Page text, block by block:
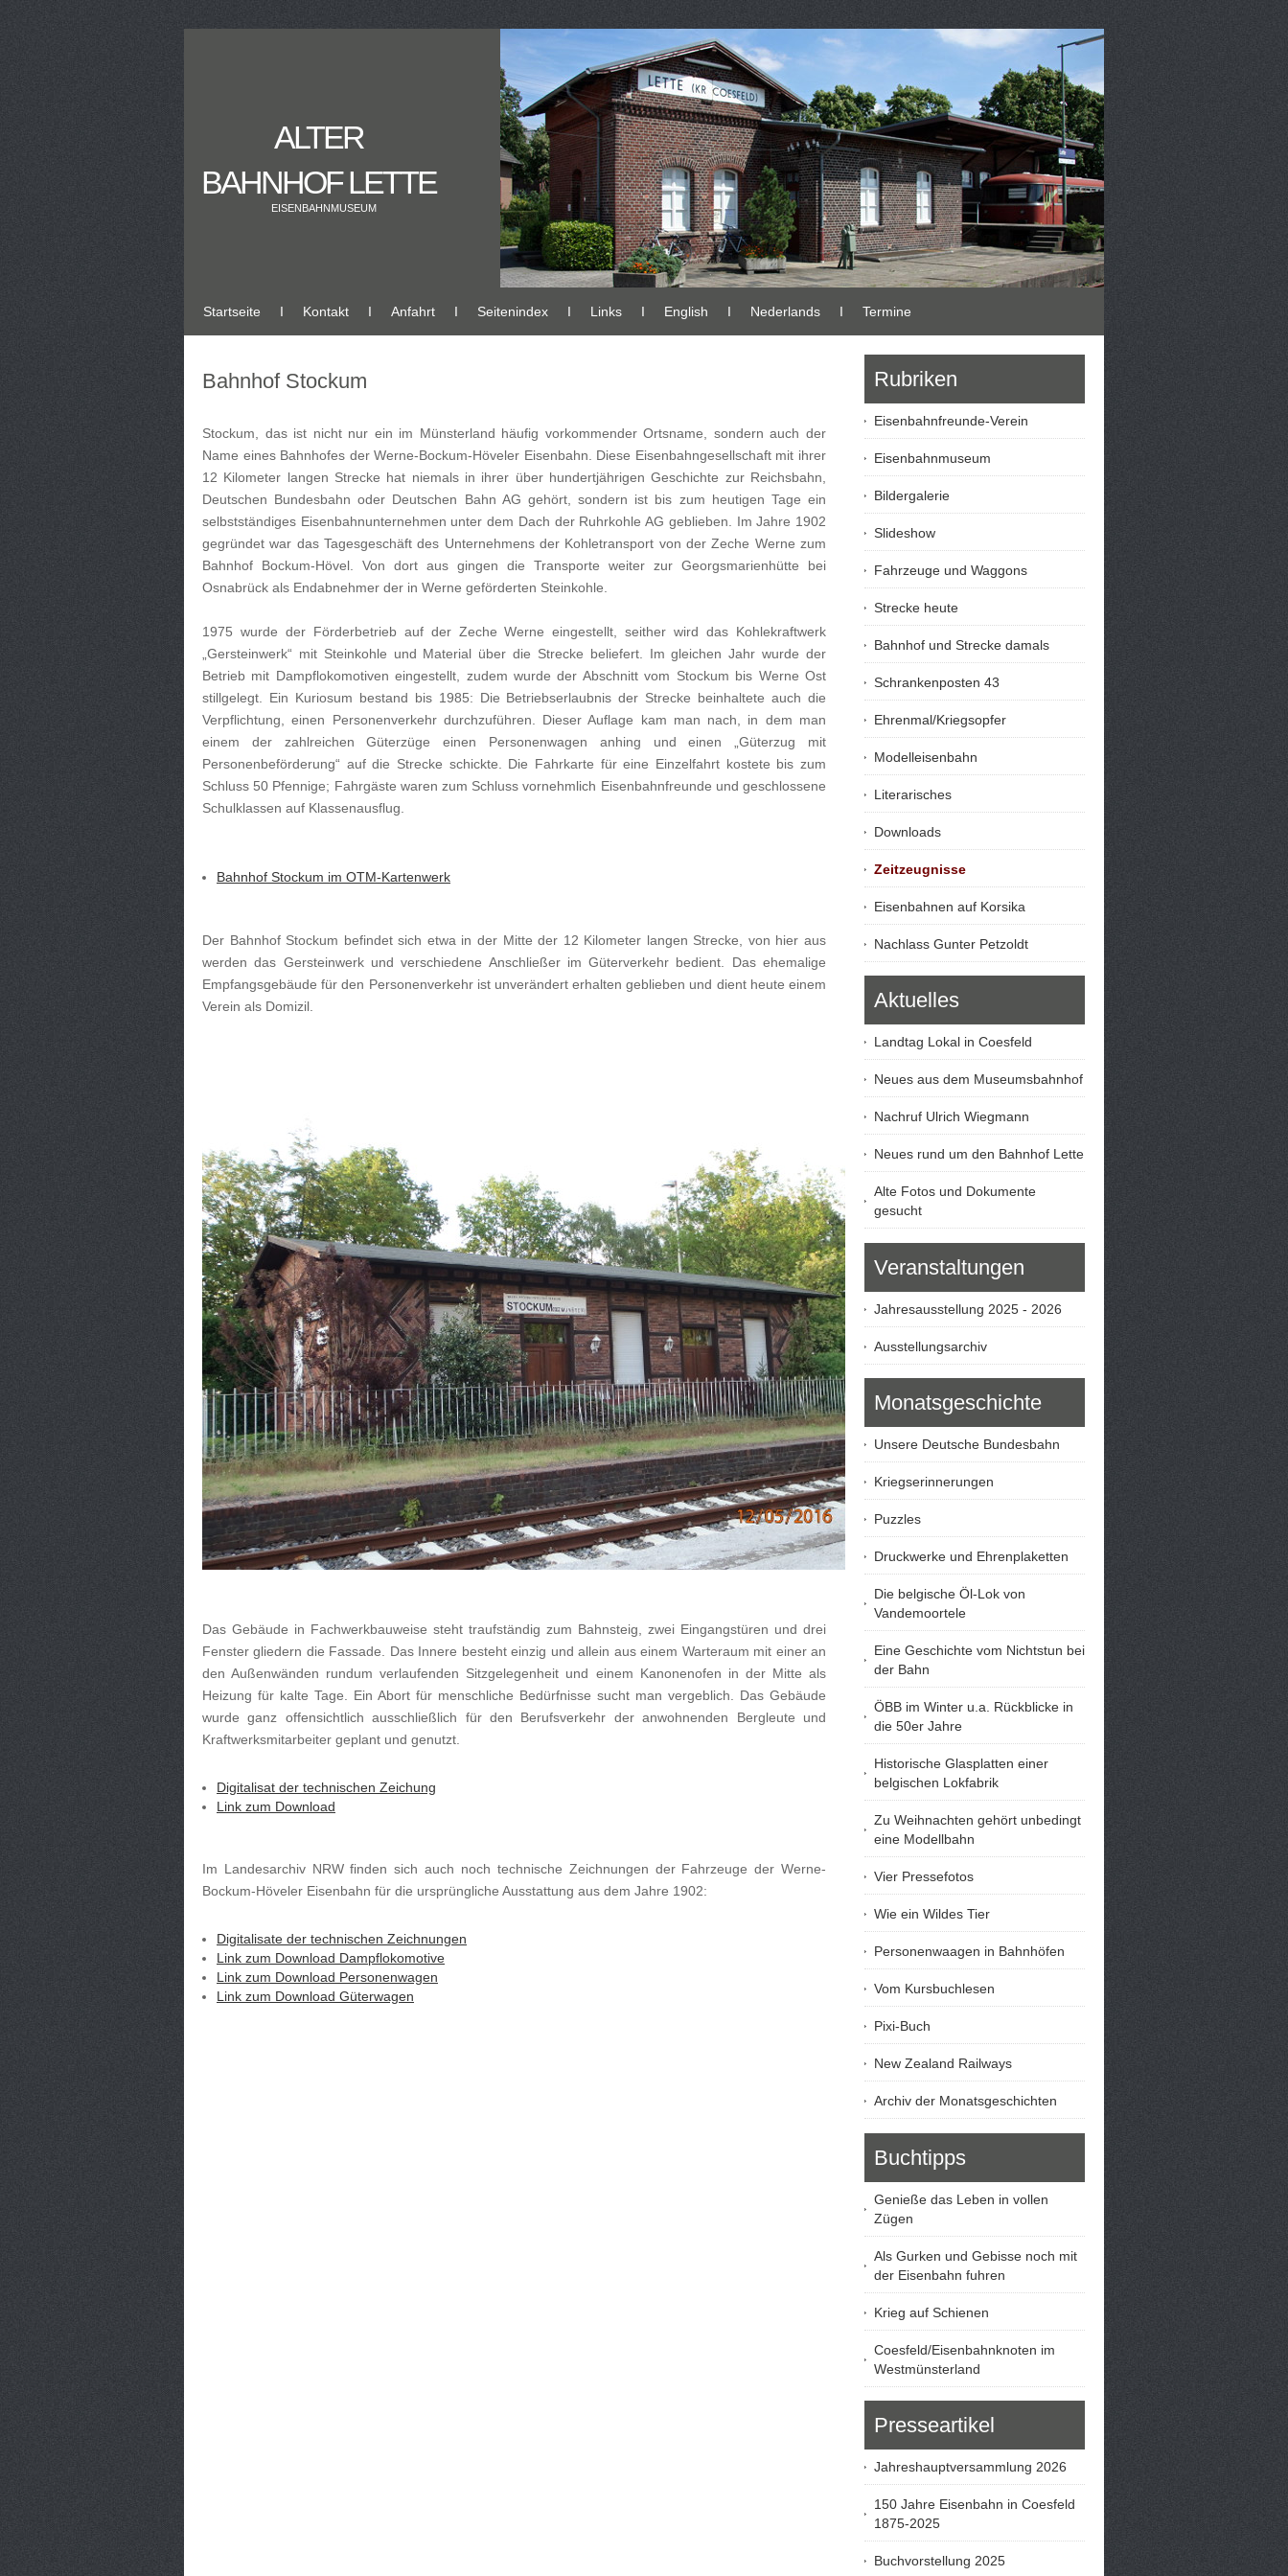
ALTER
BAHNHOF LETTE
EISENBAHNMUSEUM
Startseite Ι Kontakt Ι Anfahrt Ι Seitenindex Ι Links Ι English Ι Nederlands Ι Termine
Rubriken
Eisenbahnfreunde-Verein
Eisenbahnmuseum
Bildergalerie
Slideshow
Fahrzeuge und Waggons
Strecke heute
Bahnhof und Strecke damals
Schrankenposten 43
Ehrenmal/Kriegsopfer
Modelleisenbahn
Literarisches
Downloads
Zeitzeugnisse
Eisenbahnen auf Korsika
Nachlass Gunter Petzoldt
Aktuelles
Landtag Lokal in Coesfeld
Neues aus dem Museumsbahnhof
Nachruf Ulrich Wiegmann
Neues rund um den Bahnhof Lette
Alte Fotos und Dokumente
gesucht
Veranstaltungen
Jahresausstellung 2025 - 2026
Ausstellungsarchiv
Monatsgeschichte
Unsere Deutsche Bundesbahn
Kriegserinnerungen
Puzzles
Druckwerke und Ehrenplaketten
Die belgische Öl-Lok von
Vandemoortele
Eine Geschichte vom Nichtstun bei
der Bahn
ÖBB im Winter u.a. Rückblicke in
die 50er Jahre
Historische Glasplatten einer
belgischen Lokfabrik
Zu Weihnachten gehört unbedingt
eine Modellbahn
Vier Pressefotos
Wie ein Wildes Tier
Personenwaagen in Bahnhöfen
Vom Kursbuchlesen
Pixi-Buch
New Zealand Railways
Archiv der Monatsgeschichten
Buchtipps
Genieße das Leben in vollen
Zügen
Als Gurken und Gebisse noch mit
der Eisenbahn fuhren
Krieg auf Schienen
Coesfeld/Eisenbahnknoten im
Westmünsterland
Presseartikel
Jahreshauptversammlung 2026
150 Jahre Eisenbahn in Coesfeld
1875-2025
Buchvorstellung 2025
Bahnhof Stockum
Stockum, das ist nicht nur ein im Münsterland häufig vorkommender Ortsname, sondern auch der
Name eines Bahnhofes der Werne-Bockum-Höveler Eisenbahn. Diese Eisenbahngesellschaft mit ihrer
12 Kilometer langen Strecke hat niemals in ihrer über hundertjährigen Geschichte zur Reichsbahn,
Deutschen Bundesbahn oder Deutschen Bahn AG gehört, sondern ist bis zum heutigen Tage ein
selbstständiges Eisenbahnunternehmen unter dem Dach der Ruhrkohle AG geblieben. Im Jahre 1902
gegründet war das Tagesgeschäft des Unternehmens der Kohletransport von der Zeche Werne zum
Bahnhof Bockum-Hövel. Von dort aus gingen die Transporte weiter zur Georgsmarienhütte bei
Osnabrück als Endabnehmer der in Werne geförderten Steinkohle.
1975 wurde der Förderbetrieb auf der Zeche Werne eingestellt, seither wird das Kohlekraftwerk
„Gersteinwerk“ mit Steinkohle und Material über die Strecke beliefert. Im gleichen Jahr wurde der
Betrieb mit Dampflokomotiven eingestellt, zudem wurde der Abschnitt vom Stockum bis Werne Ost
stillgelegt. Ein Kuriosum bestand bis 1985: Die Betriebserlaubnis der Strecke beinhaltete auch die
Verpflichtung, einen Personenverkehr durchzuführen. Dieser Auflage kam man nach, in dem man
einem der zahlreichen Güterzüge einen Personenwagen anhing und einen „Güterzug mit
Personenbeförderung“ auf die Strecke schickte. Die Fahrkarte für eine Einzelfahrt kostete bis zum
Schluss 50 Pfennige; Fahrgäste waren zum Schluss vornehmlich Eisenbahnfreunde und geschlossene
Schulklassen auf Klassenausflug.
Bahnhof Stockum im OTM-Kartenwerk
Der Bahnhof Stockum befindet sich etwa in der Mitte der 12 Kilometer langen Strecke, von hier aus
werden das Gersteinwerk und verschiedene Anschließer im Güterverkehr bedient. Das ehemalige
Empfangsgebäude für den Personenverkehr ist unverändert erhalten geblieben und dient heute einem
Verein als Domizil.
Das Gebäude in Fachwerkbauweise steht traufständig zum Bahnsteig, zwei Eingangstüren und drei
Fenster gliedern die Fassade. Das Innere besteht einzig und allein aus einem Warteraum mit einer an
den Außenwänden rundum verlaufenden Sitzgelegenheit und einem Kanonenofen in der Mitte als
Heizung für kalte Tage. Ein Abort für menschliche Bedürfnisse sucht man vergeblich. Das Gebäude
wurde ganz offensichtlich ausschließlich für den Berufsverkehr der anwohnenden Bergleute und
Kraftwerksmitarbeiter geplant und genutzt.
Digitalisat der technischen Zeichung
Link zum Download
Im Landesarchiv NRW finden sich auch noch technische Zeichnungen der Fahrzeuge der Werne-
Bockum-Höveler Eisenbahn für die ursprüngliche Ausstattung aus dem Jahre 1902:
Digitalisate der technischen Zeichnungen
Link zum Download Dampflokomotive
Link zum Download Personenwagen
Link zum Download Güterwagen